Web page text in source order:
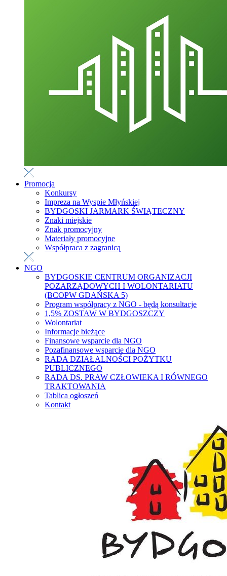
Promocja
Konkursy
Impreza na Wyspie Młyńskiej
BYDGOSKI JARMARK ŚWIĄTECZNY
Znaki miejskie
Znak promocyjny
Materiały promocyjne
Współpraca z zagranicą
NGO
BYDGOSKIE CENTRUM ORGANIZACJI
POZARZĄDOWYCH I WOLONTARIATU
(BCOPW GDAŃSKA 5)
Program współpracy z NGO - będą konsultacje
1,5% ZOSTAW W BYDGOSZCZY
Wolontariat
Informacje bieżące
Finansowe wsparcie dla NGO
Pozafinansowe wsparcie dla NGO
RADA DZIAŁALNOŚCI POŻYTKU
PUBLICZNEGO
RADA DS. PRAW CZŁOWIEKA I RÓWNEGO
TRAKTOWANIA
Tablica ogłoszeń
Kontakt